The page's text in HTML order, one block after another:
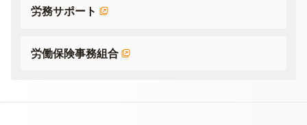
労務サポート
労働保険事務組合